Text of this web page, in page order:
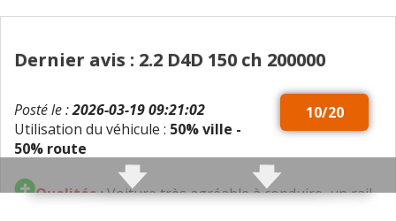
Dernier avis : 2.2 D4D 150 ch 200000
10/20
Posté le :2026-03-19 09:21:02
Utilisation du véhicule : 50% ville -
50% route
Qualités :Voiture très agréable à conduire, un rail